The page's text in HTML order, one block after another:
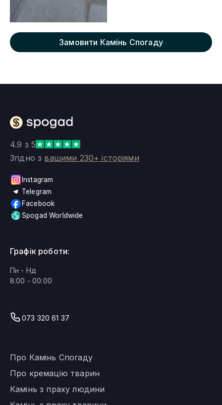
Замовити Камінь Спогаду
4.9 з 5
Згідно з вашими 230+ історіями
Instagram
Telegram
Facebook
Spogad Worldwide
Про Камінь Спогаду
Про кремацію тварин
Камінь з праху людини
Графік роботи:
Пн - Нд
8:00 - 00:00
073 320 61 37